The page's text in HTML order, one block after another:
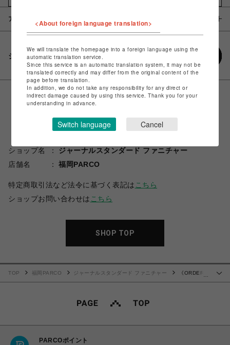
アイテム説明 / 素材
シェアする
ショップ名
ジャーナルスタンダード ファニチャー
店舗名
福岡PARCO
特定商取引法など法令に基づく表記は こちら
ショップお問い合わせは こちら
SHOP TOP
TOP 福岡PARCO ジャーナルスタンダード ファニチャー
《ORDER》
PARCOポイント
<About foreign language translation>
We will translate the homepage into a foreign language using the
automatic translation service.
Since this service is an automatic translation system, it may not be
translated correctly and may differ from the original content of the
page before translation.
In addition, we do not take any responsibility for any direct or
indirect damage caused by using this service. Thank you for your
understanding in advance.
Switch language Cancel